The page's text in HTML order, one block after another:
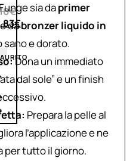
€
€
Funge sia daprimer
dabronzer liquido in
sano e dorato.
Dona un immediato
dal sole” e un finish
Prepara la pelle al
l’applicazione e ne
per tutto il giorno.